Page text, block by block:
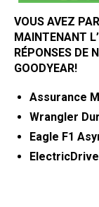
VOUS AVEZ
MAINTENANT
RÉPONSES DE
GOODYEAR!
Assurance
Wrangler
Eagle F1